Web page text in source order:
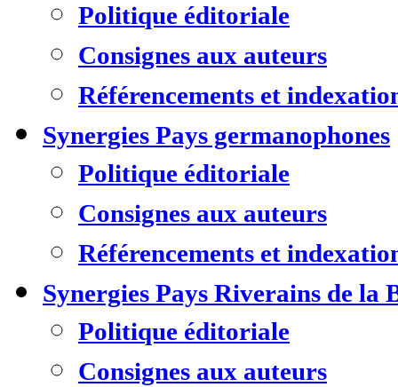
Politique éditoriale
Consignes aux auteurs
Référencements et
Synergies Pays germanophones
Politique éditoriale
Consignes aux auteurs
Référencements et
Synergies Pays Riverains de la
Politique éditoriale
Consignes aux auteurs